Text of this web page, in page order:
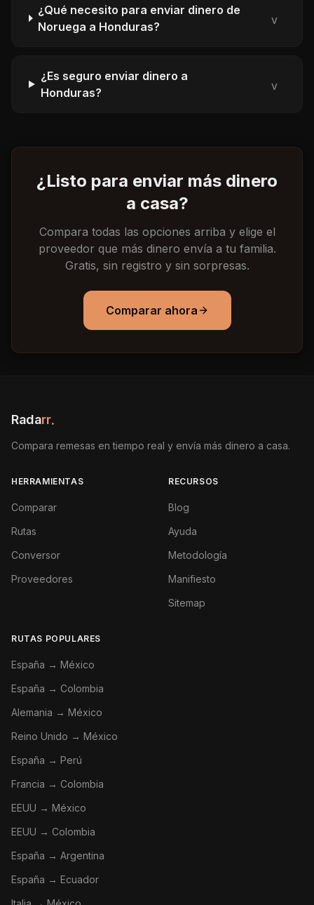
¿Qué necesito para enviar dinero de
Noruega a Honduras?
v
¿Es seguro enviar dinero a
Honduras?
v
¿Listo para enviar más dinero
a casa?
Compara todas las opciones arriba y elige el
proveedor que más dinero envía a tu familia.
Gratis, sin registro y sin sorpresas.
Comparar ahora
Radarr.
Compara remesas en tiempo real y envía más dinero a casa.
HERRAMIENTAS
Comparar
Rutas
Conversor
Proveedores
RECURSOS
Blog
Ayuda
Metodología
Manifiesto
Sitemap
RUTAS POPULARES
España → México
España → Colombia
Alemania → México
Reino Unido → México
España → Perú
Francia → Colombia
EEUU → México
EEUU → Colombia
España → Argentina
España → Ecuador